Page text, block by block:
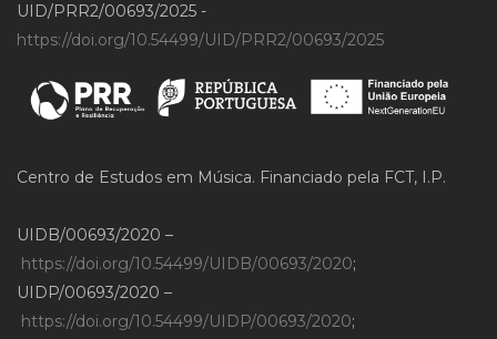
UID/PRR2/00693/2025 -
https://doi.org/10.54499/UID/PRR2/00693/2025
Centro de Estudos em Música. Financiado pela FCT, I.P.
UIDB/00693/2020 –
https://doi.org/10.54499/UIDB/00693/2020;
UIDP/00693/2020 –
https://doi.org/10.54499/UIDP/00693/2020;